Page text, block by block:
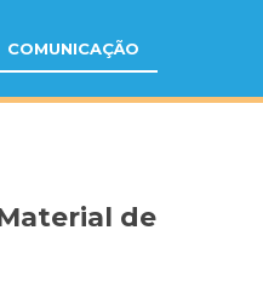
COMUNICAÇÃO
de